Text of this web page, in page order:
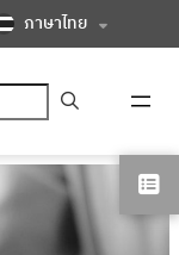
ภาษาไทย